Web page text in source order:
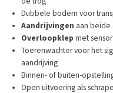
Dubbele bodem voor
Aandrijvingen aan beide
Overloopklep met
Toerenwachter voor het
aandrijving
Binnen- of buiten-
Open uitvoering als